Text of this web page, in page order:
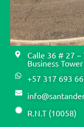
Calle 36 # 27
Business
+57 317 693
R.N.T (10058)